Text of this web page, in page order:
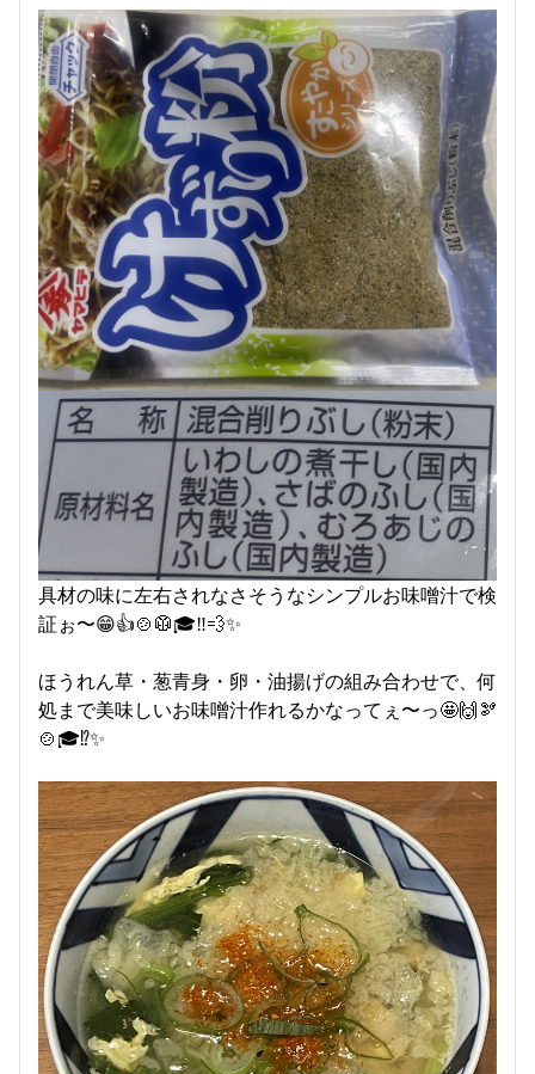
具材の味に左右されなさそうなシンプルお味噌汁で検
証ぉ〜😁👍🍲🥼🎓‼️💨✨
ほうれん草・葱青身・卵・油揚げの組み合わせで、何
処まで美味しいお味噌汁作れるかなってぇ〜っ🤩🙌🫘
🍲🎓⁉️✨